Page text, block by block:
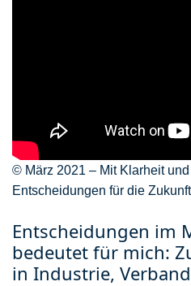
© März 2021 – Mit Klarheit
Entscheidungen für die
Entscheidungen im
bedeutet für mich:
in Industrie,